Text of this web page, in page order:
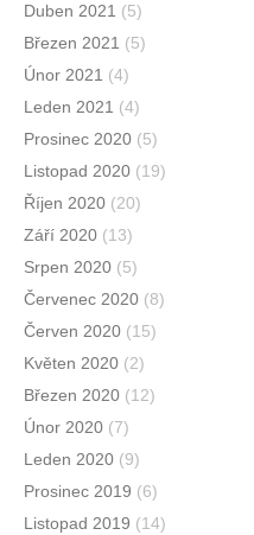
Duben 2021 (5)
Březen 2021 (5)
Únor 2021 (4)
Leden 2021 (4)
Prosinec 2020 (5)
Listopad 2020 (19)
Říjen 2020 (20)
Září 2020 (13)
Srpen 2020 (5)
Červenec 2020 (8)
Červen 2020 (15)
Květen 2020 (2)
Březen 2020 (12)
Únor 2020 (7)
Leden 2020 (9)
Prosinec 2019 (6)
Listopad 2019 (14)